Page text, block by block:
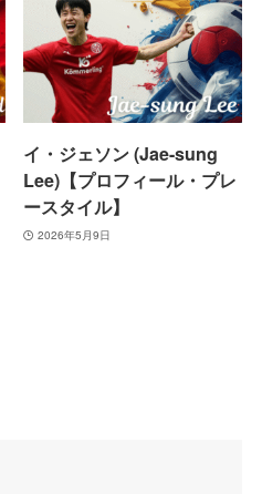
イ・ジェソン (Jae-sung
Lee)【プロフィール・プレ
ースタイル】
2026年5月9日